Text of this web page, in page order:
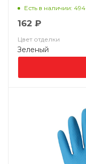
Есть в наличии: 494
162 ₽
Цвет отделки
Зеленый